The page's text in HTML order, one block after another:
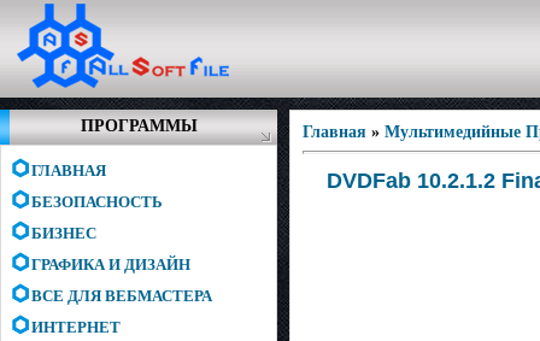
ПРОГРАММЫ
ГЛАВНАЯ
БЕЗОПАСНОСТЬ
БИЗНЕС
ГРАФИКА И ДИЗАЙН
ВСЕ ДЛЯ ВЕБМАСТЕРА
ИНТЕРНЕТ
Главная » Мультимедийные
DVDFab 10.2.1.2